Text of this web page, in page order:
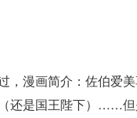
漫画简介：佐伯爱
还是国王陛下）……